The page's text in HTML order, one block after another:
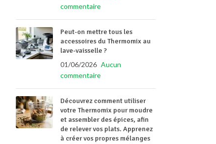
commentaire
Peut-on mettre tous les
accessoires du Thermomix au
lave-vaisselle ?
01/06/2026 Aucun
commentaire
Découvrez comment utiliser
votre Thermomix pour moudre
et assembler des épices, afin
de relever vos plats. Apprenez
à créer vos propres mélanges